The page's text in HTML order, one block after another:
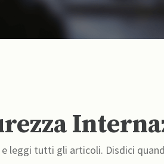
leggi tutti gli articoli. Disdici